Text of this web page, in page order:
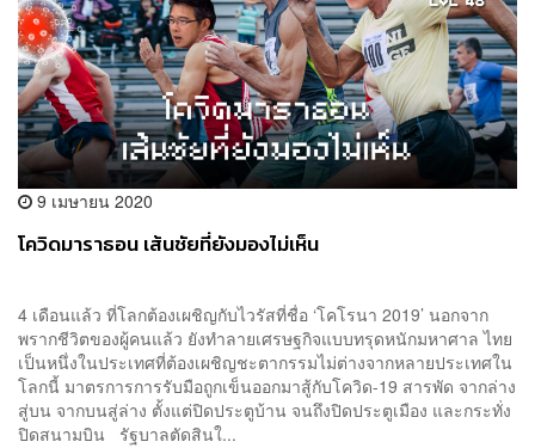
9 เมษายน 2020
โควิดมาราธอน เส้นชัยที่ยังมองไม่เห็น
4 เดือนแล้ว ที่โลกต้องเผชิญกับไวรัสที่ชื่อ ‘โคโรนา 2019’ นอกจาก
พรากชีวิตของผู้คนแล้ว ยังทำลายเศรษฐกิจแบบทรุดหนักมหาศาล ไทย
เป็นหนึ่งในประเทศที่ต้องเผชิญชะตากรรมไม่ต่างจากหลายประเทศใน
โลกนี้ มาตรการการรับมือถูกเข็นออกมาสู้กับโควิด-19 สารพัด จากล่าง
สู่บน จากบนสู่ล่าง ตั้งแต่ปิดประตูบ้าน จนถึงปิดประตูเมือง และกระทั่ง
ปิดสนามบิน รัฐบาลตัดสินใ...